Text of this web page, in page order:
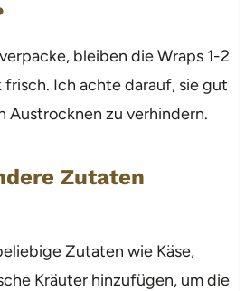
bleiben die Wraps 1-2
frisch. Ich achte darauf, sie gut
Austrocknen zu verhindern.
Zutaten
Zutaten wie Käse,
Kräuter hinzufügen, um die